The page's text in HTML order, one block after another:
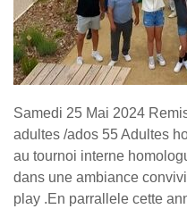
Samedi 25 Mai 2024
adultes /ados 55 Adultes
au tournoi interne
dans une ambiance
play .En parrallele cette